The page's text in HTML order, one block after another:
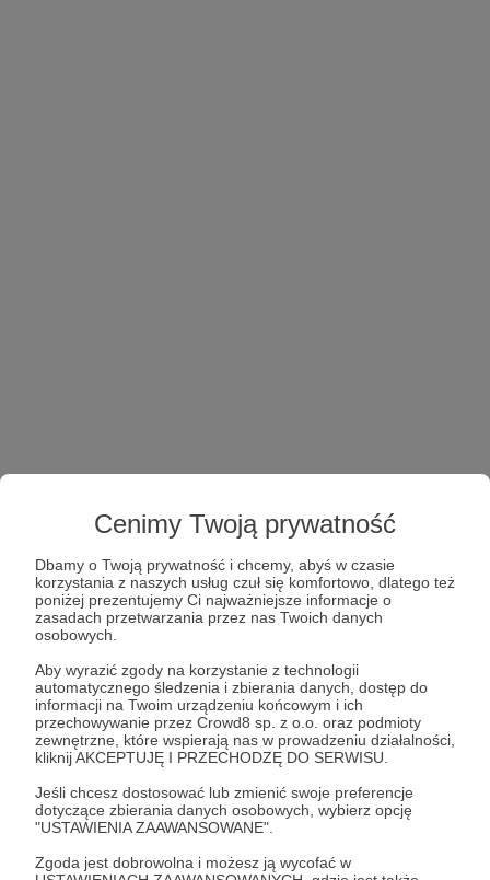
Cenimy Twoją prywatność
Dbamy o Twoją prywatność i chcemy, abyś w czasie
korzystania z naszych usług czuł się komfortowo, dlatego też
poniżej prezentujemy Ci najważniejsze informacje o
zasadach przetwarzania przez nas Twoich danych
osobowych.
Aby wyrazić zgody na korzystanie z technologii
automatycznego śledzenia i zbierania danych, dostęp do
informacji na Twoim urządzeniu końcowym i ich
przechowywanie przez Crowd8 sp. z o.o. oraz podmioty
zewnętrzne, które wspierają nas w prowadzeniu działalności,
kliknij AKCEPTUJĘ I PRZECHODZĘ DO SERWISU.
Jeśli chcesz dostosować lub zmienić swoje preferencje
dotyczące zbierania danych osobowych, wybierz opcję
"USTAWIENIA ZAAWANSOWANE".
Zgoda jest dobrowolna i możesz ją wycofać w